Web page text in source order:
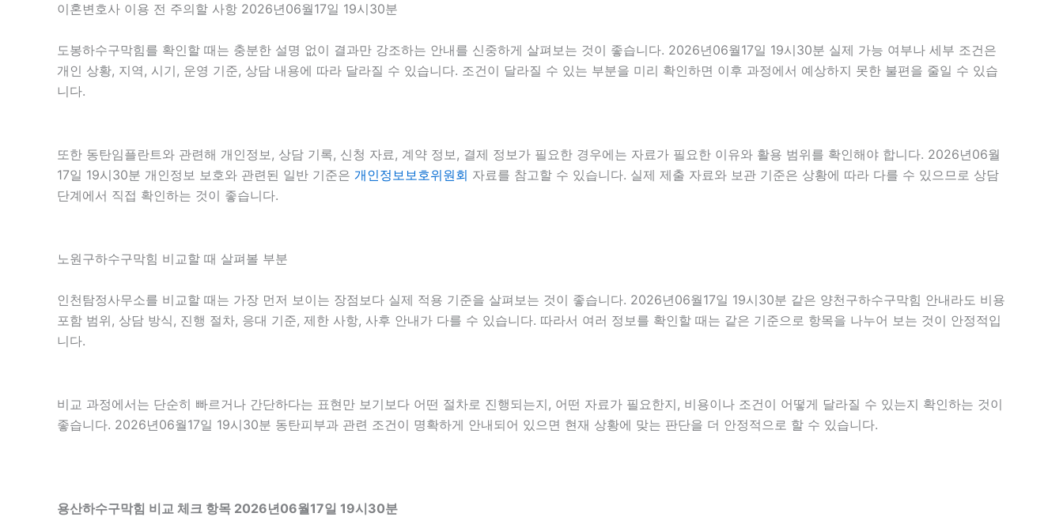
이혼변호사 이용 전 주의할 사항 2026년06월17일 19시30분
도봉하수구막힘를 확인할 때는 충분한 설명 없이 결과만 강조하는 안내를 신중하게 살펴보는 것이 좋습니다. 2026년06월17일 19시30분 실제 가능 여부나 세부 조건은
개인 상황, 지역, 시기, 운영 기준, 상담 내용에 따라 달라질 수 있습니다. 조건이 달라질 수 있는 부분을 미리 확인하면 이후 과정에서 예상하지 못한 불편을 줄일 수 있습
니다.
또한 동탄임플란트와 관련해 개인정보, 상담 기록, 신청 자료, 계약 정보, 결제 정보가 필요한 경우에는 자료가 필요한 이유와 활용 범위를 확인해야 합니다. 2026년06월
17일 19시30분 개인정보 보호와 관련된 일반 기준은 개인정보보호위원회 자료를 참고할 수 있습니다. 실제 제출 자료와 보관 기준은 상황에 따라 다를 수 있으므로 상담
단계에서 직접 확인하는 것이 좋습니다.
노원구하수구막힘 비교할 때 살펴볼 부분
인천탐정사무소를 비교할 때는 가장 먼저 보이는 장점보다 실제 적용 기준을 살펴보는 것이 좋습니다. 2026년06월17일 19시30분 같은 양천구하수구막힘 안내라도 비용
포함 범위, 상담 방식, 진행 절차, 응대 기준, 제한 사항, 사후 안내가 다를 수 있습니다. 따라서 여러 정보를 확인할 때는 같은 기준으로 항목을 나누어 보는 것이 안정적입
니다.
비교 과정에서는 단순히 빠르거나 간단하다는 표현만 보기보다 어떤 절차로 진행되는지, 어떤 자료가 필요한지, 비용이나 조건이 어떻게 달라질 수 있는지 확인하는 것이
좋습니다. 2026년06월17일 19시30분 동탄피부과 관련 조건이 명확하게 안내되어 있으면 현재 상황에 맞는 판단을 더 안정적으로 할 수 있습니다.
용산하수구막힘 비교 체크 항목 2026년06월17일 19시30분